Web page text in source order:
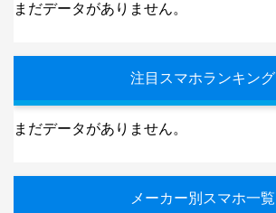
まだデータがありません。
注目スマホランキング
まだデータがありません。
メーカー別スマホ一覧